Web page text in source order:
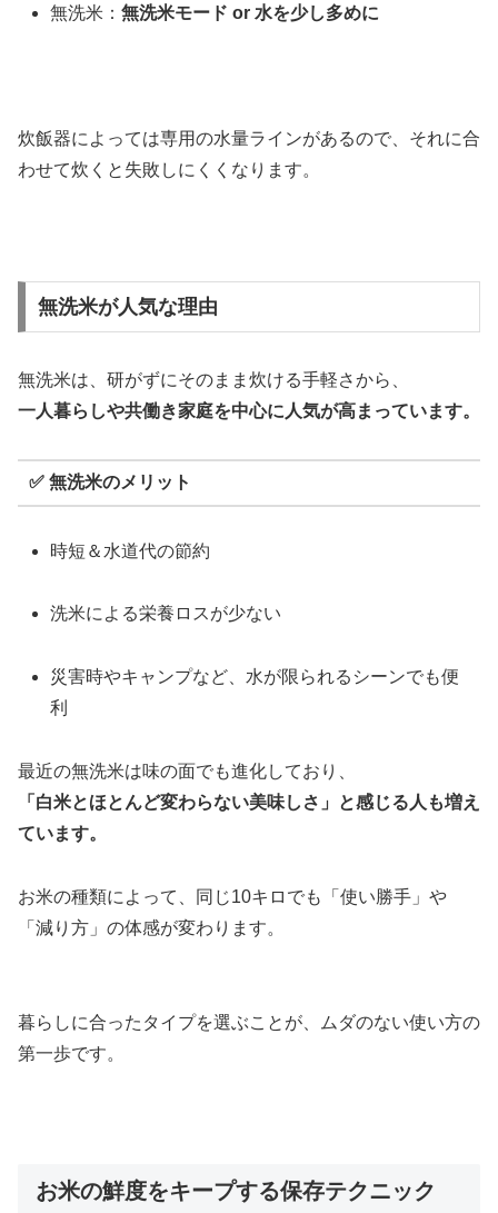
無洗米：無洗米モード or 水を少し多めに
炊飯器によっては専用の水量ラインがあるので、それに合
わせて炊くと失敗しにくくなります。
無洗米が人気な理由
無洗米は、研がずにそのまま炊ける手軽さから、
一人暮らしや共働き家庭を中心に人気が高まっています。
✅ 無洗米のメリット
時短＆水道代の節約
洗米による栄養ロスが少ない
災害時やキャンプなど、水が限られるシーンでも便
利
最近の無洗米は味の面でも進化しており、
「白米とほとんど変わらない美味しさ」と感じる人も増え
ています。
お米の種類によって、同じ10キロでも「使い勝手」や
「減り方」の体感が変わります。
暮らしに合ったタイプを選ぶことが、ムダのない使い方の
第一歩です。
お米の鮮度をキープする保存テクニック